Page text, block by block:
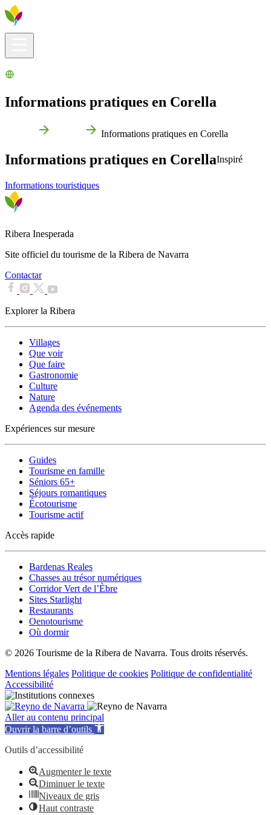
Informations pratiques en Corella
Informations pratiques en Corella
Informations pratiques en CorellaInspiré
Informations touristiques
Ribera Inesperada
Site officiel du tourisme de la Ribera de Navarra
Contactar
Explorer la Ribera
Villages
Que voir
Que faire
Gastronomie
Culture
Nature
Agenda des événements
Expériences sur mesure
Guides
Tourisme en famille
Séniors 65+
Séjours romantiques
Écotourisme
Tourisme actif
Accès rapide
Bardenas Reales
Chasses au trésor numériques
Corridor Vert de l’Èbre
Sites Starlight
Restaurants
Oenotourisme
Où dormir
© 2026 Tourisme de la Ribera de Navarra. Tous droits réservés.
Mentions légales Politique de cookies Politique de confidentialité
Accessibilité
Aller au contenu principal
Ouvrir la barre d’outils
Outils d’accessibilité
Augmenter le texte
Diminuer le texte
Niveaux de gris
Haut contraste